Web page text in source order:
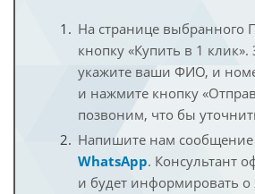
На странице выбранного
кнопку «Купить в 1 клик».
укажите ваши ФИО, и
и нажмите кнопку
позвоним, что бы
Напишите нам сообщение
WhatsApp. Консультант
и будет информировать о